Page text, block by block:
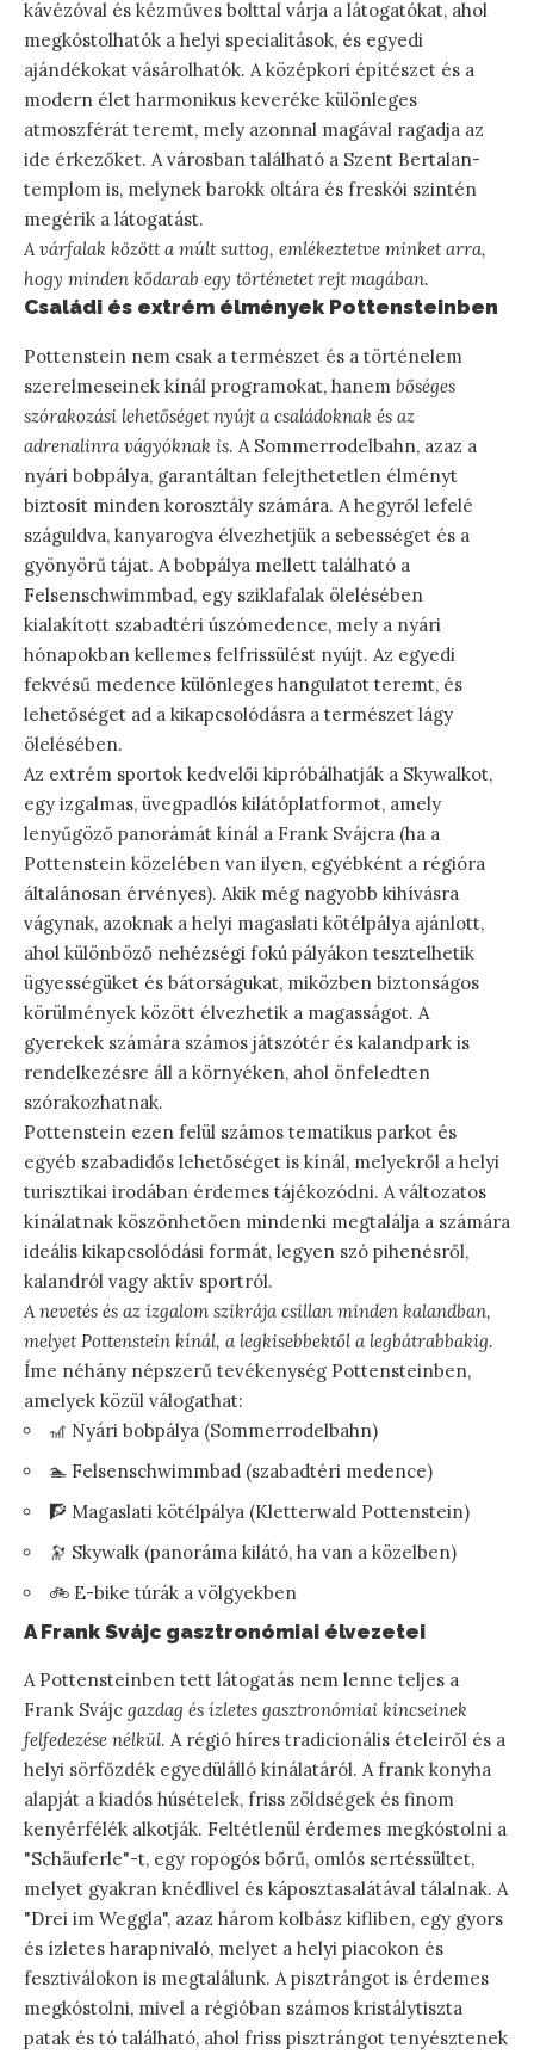
kávézóval és kézműves bolttal várja a látogatókat, ahol
megkóstolhatók a helyi specialitások, és egyedi
ajándékokat vásárolhatók. A középkori építészet és a
modern élet harmonikus keveréke különleges
atmoszférát teremt, mely azonnal magával ragadja az
ide érkezőket. A városban található a Szent Bertalan-
templom is, melynek barokk oltára és freskói szintén
megérik a látogatást.
A várfalak között a múlt suttog, emlékeztetve minket arra,
hogy minden kődarab egy történetet rejt magában.
Családi és extrém élmények Pottensteinben
Pottenstein nem csak a természet és a történelem
szerelmeseinek kínál programokat, hanem bőséges
szórakozási lehetőséget nyújt a családoknak és az
adrenalinra vágyóknak is. A Sommerrodelbahn, azaz a
nyári bobpálya, garantáltan felejthetetlen élményt
biztosít minden korosztály számára. A hegyről lefelé
száguldva, kanyarogva élvezhetjük a sebességet és a
gyönyörű tájat. A bobpálya mellett található a
Felsenschwimmbad, egy sziklafalak ölelésében
kialakított szabadtéri úszómedence, mely a nyári
hónapokban kellemes felfrissülést nyújt. Az egyedi
fekvésű medence különleges hangulatot teremt, és
lehetőséget ad a kikapcsolódásra a természet lágy
ölelésében.
Az extrém sportok kedvelői kipróbálhatják a Skywalkot,
egy izgalmas, üvegpadlós kilátóplatformot, amely
lenyűgöző panorámát kínál a Frank Svájcra (ha a
Pottenstein közelében van ilyen, egyébként a régióra
általánosan érvényes). Akik még nagyobb kihívásra
vágynak, azoknak a helyi magaslati kötélpálya ajánlott,
ahol különböző nehézségi fokú pályákon tesztelhetik
ügyességüket és bátorságukat, miközben biztonságos
körülmények között élvezhetik a magasságot. A
gyerekek számára számos játszótér és kalandpark is
rendelkezésre áll a környéken, ahol önfeledten
szórakozhatnak.
Pottenstein ezen felül számos tematikus parkot és
egyéb szabadidős lehetőséget is kínál, melyekről a helyi
turisztikai irodában érdemes tájékozódni. A változatos
kínálatnak köszönhetően mindenki megtalálja a számára
ideális kikapcsolódási formát, legyen szó pihenésről,
kalandról vagy aktív sportról.
A nevetés és az izgalom szikrája csillan minden kalandban,
melyet Pottenstein kínál, a legkisebbektől a legbátrabbakig.
Íme néhány népszerű tevékenység Pottensteinben,
amelyek közül válogathat:
🎢 Nyári bobpálya (Sommerrodelbahn)
🏊 Felsenschwimmbad (szabadtéri medence)
🧗 Magaslati kötélpálya (Kletterwald Pottenstein)
🔭 Skywalk (panoráma kilátó, ha van a közelben)
🚲 E-bike túrák a völgyekben
A Frank Svájc gasztronómiai élvezetei
A Pottensteinben tett látogatás nem lenne teljes a
Frank Svájc gazdag és ízletes gasztronómiai kincseinek
felfedezése nélkül. A régió híres tradicionális ételeiről és a
helyi sörfőzdék egyedülálló kínálatáról. A frank konyha
alapját a kiadós húsételek, friss zöldségek és finom
kenyérfélék alkotják. Feltétlenül érdemes megkóstolni a
"Schäuferle"-t, egy ropogós bőrű, omlós sertéssültet,
melyet gyakran knédlivel és káposztasalátával tálalnak. A
"Drei im Weggla", azaz három kolbász kifliben, egy gyors
és ízletes harapnivaló, melyet a helyi piacokon és
fesztiválokon is megtalálunk. A pisztrángot is érdemes
megkóstolni, mivel a régióban számos kristálytiszta
patak és tó található, ahol friss pisztrángot tenyésztenek